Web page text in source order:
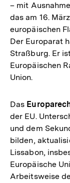
– mit
das am 16.
europäischen
Der Europarat
Straßburg. Er
Europäischen
Union.
Das
der EU.
und dem
bilden,
Lissabon,
Europäische
Arbeitsweise